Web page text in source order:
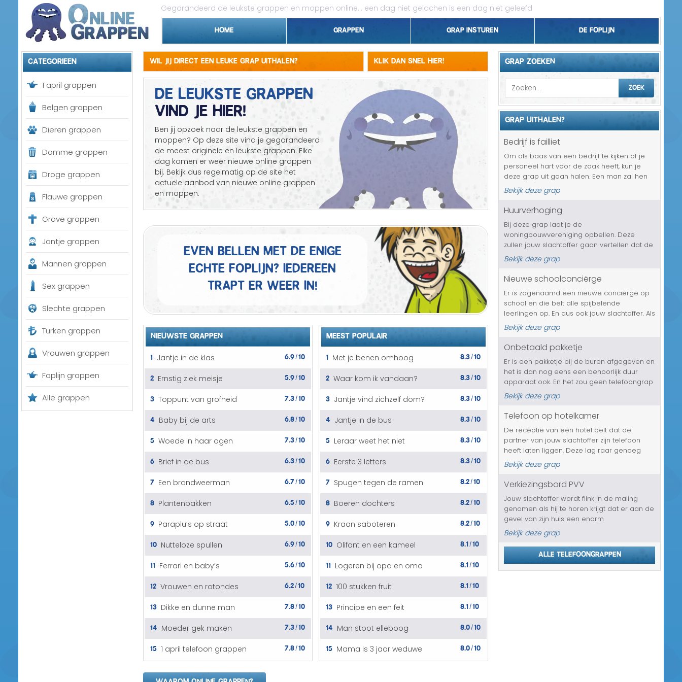
Gegarandeerd de leukste grappen en moppen online... een dag niet gelachen is een dag niet geleefd
Home Grappen
Belgen grappen
Dieren grappen
Domme grappen
Droge grappen
Flauwe grappen
Grove grappen
Sex grappen
Slechte grappen
Vrouwen grappen
Grap insturen De foplijn
Bel grappen
Topgrappen
18+ en Relatie
Zakelijk/Studie
Geld/Belasting
Buurt/Gemeente
Pakket/Bestelling
Transport/Verkeer
Kerst/Sinterklaas
Diversen/Andere
Categorieen
1 april grappen
Belgen grappen
Dieren grappen
Domme grappen
Droge grappen
Flauwe grappen
Grove grappen
Jantje grappen
Mannen grappen
Sex grappen
Slechte grappen
Turken grappen
Vrouwen grappen
Foplijn grappen
Alle grappen
Wil jij direct een leuke grap uithalen? Klik dan snel hier!
DE LEUKSTE GRAPPEN
VIND JE HIER!
Ben jij opzoek naar de leukste grappen en
moppen? Op deze site vind je gegarandeerd
de meest originele en leukste grappen. Elke
dag komen er weer nieuwe online grappen
bij. Bekijk dus regelmatig op de site het
actuele aanbod van nieuwe online grappen
en moppen.
Even bellen met de enige
echte foplijn? Iedereen
trapt er weer in!
NIEUWSTE GRAPPEN
1 Jantje in de klas 6.9/10
2 Ernstig ziek meisje 5.9/10
3 Toppunt van grofheid 7.3/10
4 Baby bij de arts 6.8/10
5 Woede in haar ogen 7.3/10
6 Brief in de bus 6.3/10
7 Een brandweerman 6.7/10
8 Plantenbakken 6.5/10
9 Paraplu’s op straat 5.0/10
10 Nutteloze spullen 6.9/10
11 Ferrari en baby’s 5.6/10
12 Vrouwen en rotondes 6.2/10
13 Dikke en dunne man 7.8/10
14 Moeder gek maken 7.3/10
15 1 april telefoon grappen 7.8/10
MEEST POPULAIR
1 Met je benen omhoog 8.3/10
2 Waar kom ik vandaan? 8.3/10
3 Jantje vind zichzelf dom? 8.3/10
4 Jantje in de bus 8.3/10
5 Leraar weet het niet 8.3/10
6 Eerste 3 letters 8.3/10
7 Spugen tegen de ramen 8.2/10
8 Boeren dochters 8.2/10
9 Kraan saboteren 8.2/10
10 Olifant en een kameel 8.1/10
11 Logeren bij opa en oma 8.1/10
12 100 stukken fruit 8.1/10
13 Principe en een feit 8.1/10
14 Man stoot elleboog 8.0/10
15 Mama is 3 jaar weduwe 8.0/10
GRAP ZOEKEN
ZOEK
GRAP UITHALEN?
Bedrijf is failliet
Om als baas van een bedrijf te kijken of je
personeel hart voor de zaak heeft, kun je
deze grap uit gaan halen. Een man zal hen
namelijk op gaan bellen met de mededeling
dat het bedrijf al ruim een week failliet is. En
ze mogen niets tegen ...
Bekijk deze grap
Huurverhoging
Bij deze grap laat je de
woningbouwvereniging opbellen. Deze
zullen jouw slachtoffer gaan vertellen dat de
huur met 50 procent omhoog zal gaan, dit
alles in verband met de enorm grote vraag
naar huurwoningen. En dat gaat natuurlijk
Bekijk deze grap
Nieuwe schoolconciërge
Er is zogenaamd een nieuwe conciërge op
school en die belt alle spijbelende
leerlingen op. En dus ook jouw slachtoffer. Als
deze niet binnen een uur op school is, dan
zal de conciërge alles, maar dan ook alles
aan zijn ouders gaan vertell...
Bekijk deze grap
Onbetaald pakketje
Er is een pakketje bij de buren afgegeven en
het is dan nog eens een behoorlijk duur
apparaat ook. En het zou geen telefoongrap
zijn als het dure apparaat nooit betaald is en
jouw slachtoffer hier natuurlijk wel eventjes
voor op moet draaie...
Bekijk deze grap
Telefoon op hotelkamer
De receptie van een hotel belt dat de
partner van jouw slachtoffer zijn telefoon
heeft laten liggen. Deze lag raar genoeg
tussen het bed... die heeft heel wat uit te
leggen....
Bekijk deze grap
Verkiezingsbord PVV
Jouw slachtoffer wordt flink in de maling
genomen als hij te horen krijgt dat er aan de
gevel van zijn huis een enorm
verkiezingsbord van de PVV zal worden
opgehangen. Ze zullen over ongeveer een
uur bij zijn huis zijn, want het bord moet e...
Bekijk deze grap
Alle telefoongrappen